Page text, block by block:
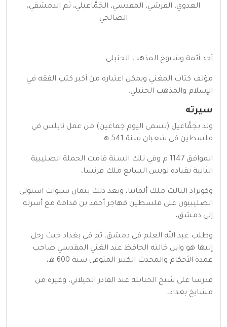
العدوي، القرشي، المقدسي، الجَمَّاعيلي، ثم الدمشقي،
الصالحي
أحد أئمة وشيوخ المذهب الحنبلي.
مؤلف كتاب المغني ويمكن اعتباره من أكبر كتب الفقه في
الإسلام والمذهب الحنبلي.
سيرته
ولد بجمَّاعيل (تسمى اليوم جماعين) من عمل نابلس في
فلسطين في شعبان سنة 541 هـ.
الموافق 1147 م وفي تلك السنة قامت الحملة الصليبية
الثانية بقيادة لويس السابع ملك فرنسا،
وكونراد الثالث ملك ألمانيا، وبعد ذلك بثمان سنوات استولى
الصليبيون على فلسطين فهاجر أحمد بن قدامة مع أسرته
إلى دمشق،
وطلب عبد الله العلم في دمشق، ثم في بغداد حيث رحل
إليها هو وابن خالته الحافظ عبد الغني المقدسي صاحب
عمدة الأحكام والمحدث الكبير المتوفى سنة 600 هـ،
فدرسا على شيخ الحنابلة عبد القادر الجيلاني، وغيره من
مشايخ بغداد،